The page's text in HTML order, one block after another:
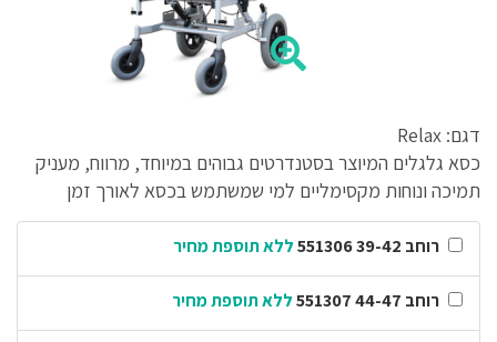
דגם: Relax
כסא גלגלים המיוצר בסטנדרטים גבוהים במיוחד, מרווח, מעניק
תמיכה ונוחות מקסימליים למי שמשתמש בכסא לאורך זמן
רוחב 39-42 551306 ללא תוספת מחיר
רוחב 44-47 551307 ללא תוספת מחיר